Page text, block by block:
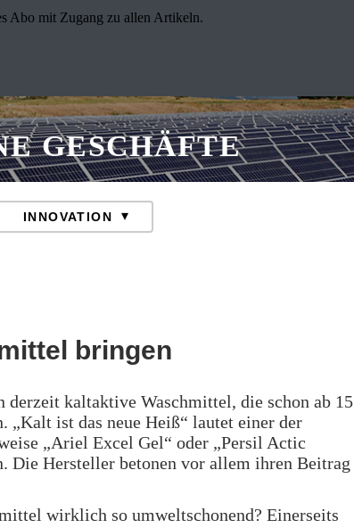
Abo mit Zugang zu allen Artikeln.
GESCHÄFTE
bringen
derzeit kaltaktive Waschmittel, die schon ab 15
„Kalt ist das neue Heiß“ lautet einer der
„Ariel Excel Gel“ oder „Persil Actic
Die Hersteller betonen vor allem ihren Beitrag
wirklich so umweltschonend? Einerseits